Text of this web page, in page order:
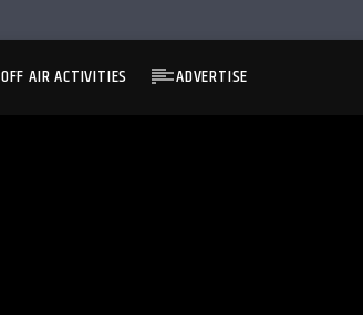
OFF AIR ACTIVITIES ADVERTISE